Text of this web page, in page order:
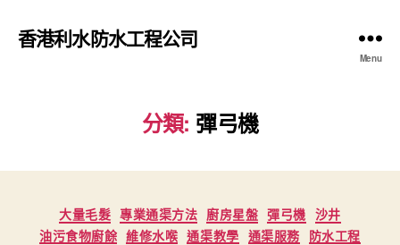
香港利水防水工程公司
Menu
分類: 彈弓機
Categories
大量毛髮 專業通渠方法 廚房星盤 彈弓機 沙井
油污食物廚餘 維修水喉 通渠教學 通渠服務 防水工程